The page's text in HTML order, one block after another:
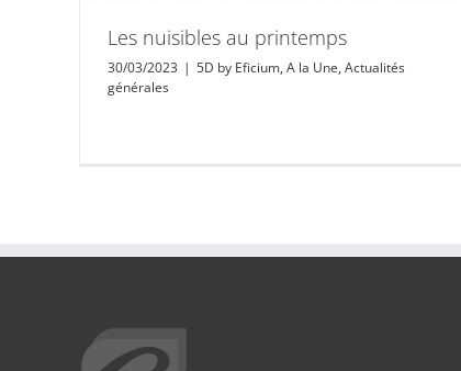
Les nuisibles au printemps
30/03/2023 | 5D by Eficium, A la Une, Actualités
générales